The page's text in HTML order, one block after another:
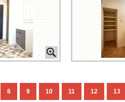
8 9 10 11 12 13